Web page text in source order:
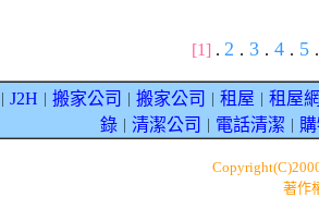
[1] . 2 . 3 . 4 . 5 .
J2H 搬家公司 搬家公司 租屋
租屋
錄｜ 清潔公司 電話清潔
著作